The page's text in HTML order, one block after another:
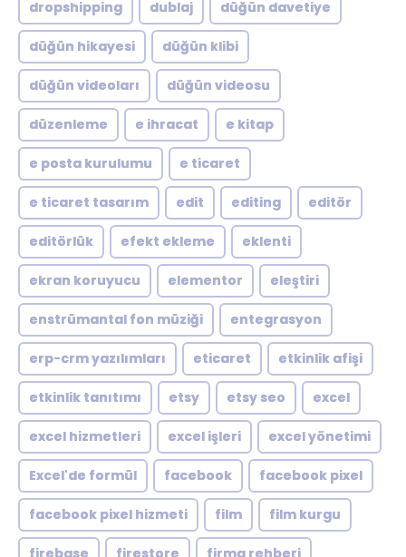
dropshipping dublaj düğün davetiye
düğün hikayesi düğün klibi
düğün videoları düğün videosu
düzenleme e ihracat e kitap
e posta kurulumu e ticaret
e ticaret tasarım edit editing editör
editörlük efekt ekleme eklenti
ekran koruyucu elementor eleştiri
enstrümantal fon müziği entegrasyon
erp-crm yazılımları eticaret etkinlik afişi
etkinlik tanıtımı etsy etsy seo excel
excel hizmetleri excel işleri excel yönetimi
Excel'de formül facebook facebook pixel
facebook pixel hizmeti film film kurgu
firebase firestore firma rehberi